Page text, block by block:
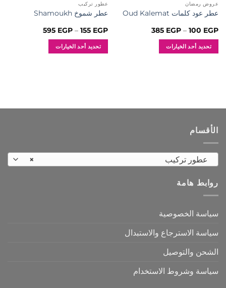
عروض رمضان
عطر عود كلمات Oud Kalemat
100 EGP
–
385 EGP
نطاق
تحديد أحد الخيارات
لهذا
يمكن
اختيار
الخيارات
على
المنتج
عطور تركيب
عطر شموخ Shamoukh
155 EGP
–
595 EGP
نطاق
تحديد أحد الخيارات
لهذا
الخيارات
على
الأقسام
× عطور تركيب
روابط هامة
سياسة الخصوصية
سياسة الاسترجاع والاستبدال
الشحن والتوصيل
سياسة وشروط الاستخدام